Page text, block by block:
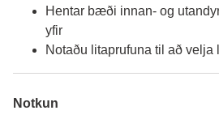
Hentar bæði innan- og
yfir
Notaðu litaprufuna til að velja
Notkun